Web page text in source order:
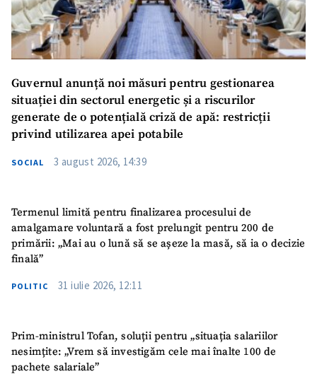
Guvernul anunță noi măsuri pentru gestionarea
situației din sectorul energetic și a riscurilor
generate de o potențială criză de apă: restricții
privind utilizarea apei potabile
SOCIAL 3 august 2026, 14:39
Termenul limită pentru finalizarea procesului de
amalgamare voluntară a fost prelungit pentru 200 de
primării: „Mai au o lună să se așeze la masă, să ia o decizie
finală”
POLITIC 31 iulie 2026, 12:11
Prim-ministrul Tofan, soluții pentru „situația salariilor
nesimțite: „Vrem să investigăm cele mai înalte 100 de
pachete salariale”